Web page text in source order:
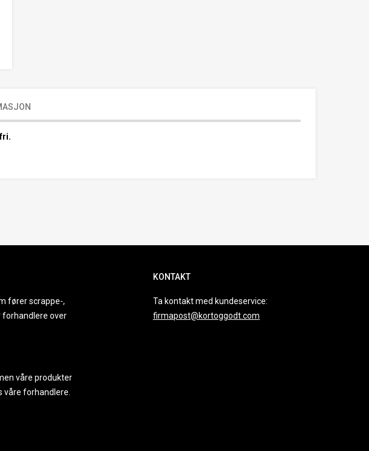
fører scrappe-,
forhandlere over
våre produkter
våre forhandlere.
KONTAKT
Ta kontakt med kundeservice:
firmapost@kortoggodt.com